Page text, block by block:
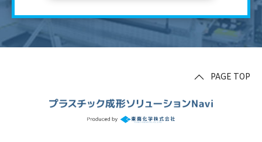
PAGE TOP